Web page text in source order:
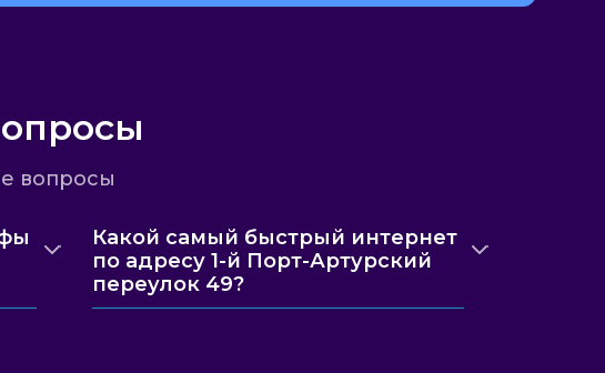
вопросы
Какой самый быстрый интернет
по адресу 1-й Порт-Артурский
переулок 49?